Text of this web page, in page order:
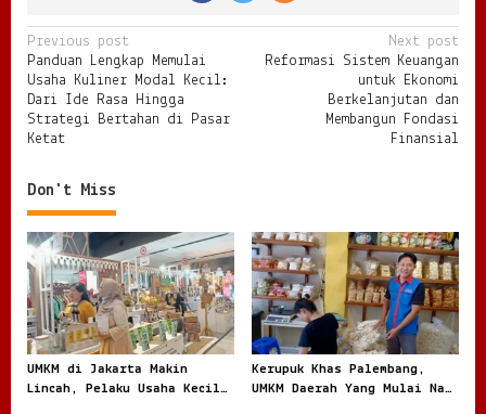
P
o
s
t
a
v
i
g
a
t
i
Previous post
Panduan Lengkap Memulai
Usaha Kuliner Modal Kecil:
Dari Ide Rasa Hingga
Strategi Bertahan di Pasar
Ketat
Next post
Reformasi Sistem Keuangan
untuk Ekonomi
Berkelanjutan dan
Membangun Fondasi
Finansial
Don't Miss
UMKM di Jakarta Makin
Lincah, Pelaku Usaha Kecil
Kerupuk Khas Palembang,
UMKM Daerah Yang Mulai Naik